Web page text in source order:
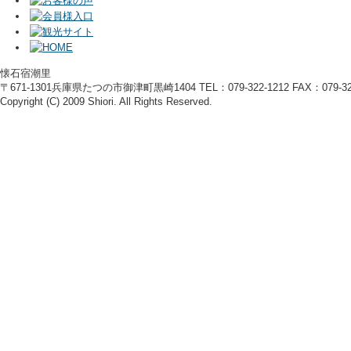
懐石宿潮里
〒671-1301兵庫県たつの市御津町黒崎1404 TEL：079-322-1212 FAX：079-
Copyright (C) 2009 Shiori. All Rights Reserved.